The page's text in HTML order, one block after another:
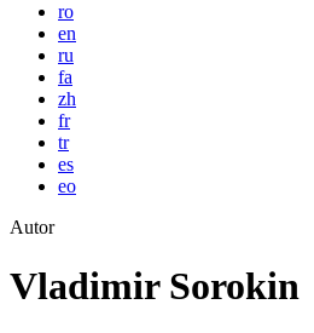
ro
en
ru
fa
zh
fr
tr
es
eo
Autor
Vladimir Sorokin